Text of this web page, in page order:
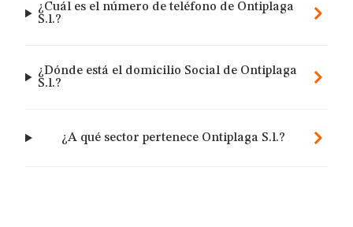
¿Cuál es el número de teléfono de Ontiplaga
S.l.?
¿Dónde está el domicilio Social de Ontiplaga
S.l.?
¿A qué sector pertenece Ontiplaga S.l.?